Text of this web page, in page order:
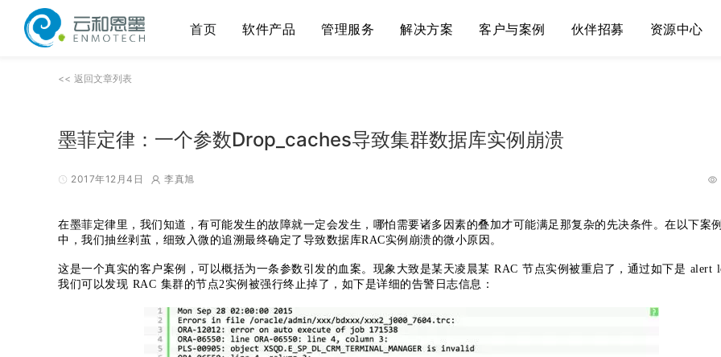
首页 软件产品 管理服务 解决方案 客户与案例 伙伴招募 资源中心
<< 返回文章列表
墨菲定律：一个参数Drop_caches导致集群数据库实例崩溃
2017年12月4日 李真旭
在墨菲定律里，我们知道，有可能发生的故障就一定会发生，哪怕需要诸多因素的叠加才可能满足那复杂的先决条件。在以下案
中，我们抽丝剥茧，细致入微的追溯最终确定了导致数据库RAC实例崩溃的微小原因。
这是一个真实的客户案例，可以概括为一条参数引发的血案。现象大致是某天凌晨某 RAC 节点实例被重启了，通过如下是 alert
我们可以发现 RAC 集群的节点2实例被强行终止掉了，如下是详细的告警日志信息：